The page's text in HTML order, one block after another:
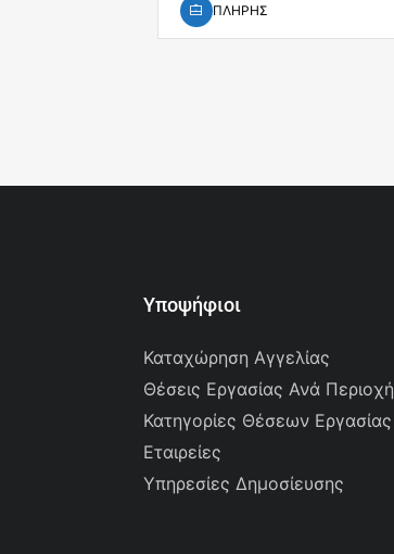
ΠΛΗΡΗΣ
Υποψήφιοι
Καταχώρηση Αγγελίας
Θέσεις Εργασίας Ανά Περιοχή
Κατηγορίες Θέσεων Εργασίας
Εταιρείες
Υπηρεσίες Δημοσίευσης